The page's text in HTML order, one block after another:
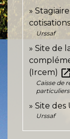
cotisations
Urssaf
Site de
(Ircem) open_in_new
Caisse de
Site des
Urssaf